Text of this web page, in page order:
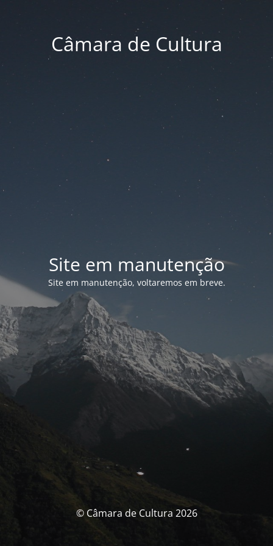
Câmara de Cultura
Site em manutenção
Site em manutenção, voltaremos em breve.
© Câmara de Cultura 2026